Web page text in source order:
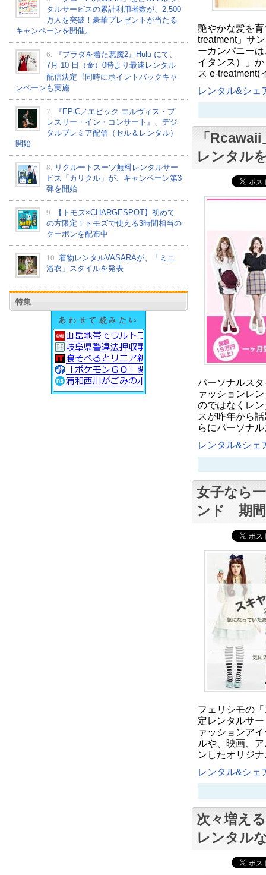
タルサービスの累計利用者数が、2,500
万人を突破！豪華プレゼントが当たる
キャンペーンを開催。
6.
『プラダを着た悪魔2』Hulu にて、
7⽉ 10 ⽇（金）0時より最速レンタル
配信決定︕同時にポイントバックキャ
ンペーンも実施
7.
『EPiC／エピック エルヴィス・プ
レスリー・イン・コンサート』、デジ
タルプレミア配信（セル＆レンタル）
開始
8.
リクルートスーツ無料レンタルサー
ビス「カリクル」が、キャンペーン第3
弾を開始
9.
【トモズ×CHARGESPOT】初めて
の方限定！トモズで使える3時間相当の
クーポンを配布中
10. 着物レンタルVASARAが、「ミニ
浴衣」スタイルを発表
特集
艶やかな髪を
treatment」サ
ーカンパニー
イタンス）」
ス e-
レンタル&シェ
「
レンタル
パーソナルス
ァッションレ
のではなくレ
スが昨年から
らにパーソナ
レンタル&シェ
女子なら
ンド 期間
フェリシモの
定レンタルサ
ァッションア
ルや、映画、
ンしたオリジ
レンタル&シェ
次々増え
レンタル